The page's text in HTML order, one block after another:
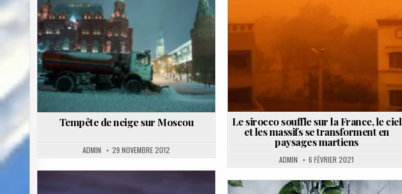
Posted
in
Tempête de neige sur Moscou
ADMIN 29 NOVEMBRE 2012
in
Le sirocco souffle sur la France, le ciel
et les massifs se transforment en
paysages martiens
ADMIN 6 FÉVRIER 2021